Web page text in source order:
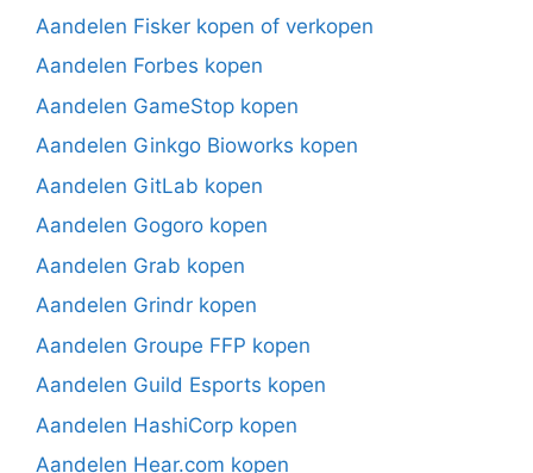
Aandelen Fisker kopen of verkopen
Aandelen Forbes kopen
Aandelen GameStop kopen
Aandelen Ginkgo Bioworks kopen
Aandelen GitLab kopen
Aandelen Gogoro kopen
Aandelen Grab kopen
Aandelen Grindr kopen
Aandelen Groupe FFP kopen
Aandelen Guild Esports kopen
Aandelen HashiCorp kopen
Aandelen Hear.com kopen